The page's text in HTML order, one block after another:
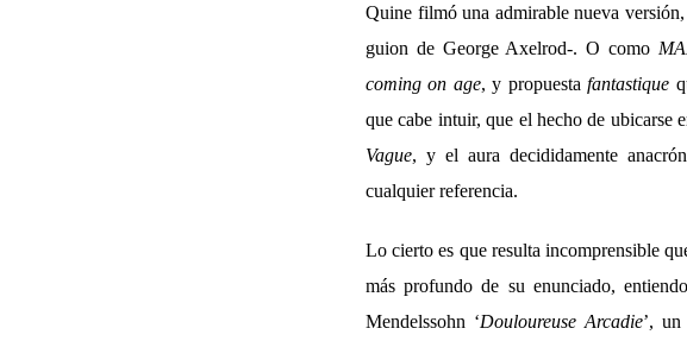
Quine filmó una admirable nueva
guion de George Axelrod-. O como
coming on age, y propuestafantastique
que cabe intuir, que el hecho de ubicarse
Vague, y el aura decididamente
cualquier referencia.
Lo cierto es que resulta incomprensible
más profundo de su enunciado,
Mendelssohn ‘Douloureuse Arcadie’,